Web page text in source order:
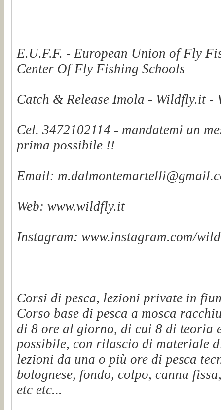
E.U.F.F. - European Union of Fly
Center Of Fly Fishing Schools
Catch & Release Imola - Wildfly.it
Cel. 3472102114 - mandatemi un
prima possibile !!
Email:
Web: www.wildfly.it
Instagram: www.instagram.com/
Corsi di pesca, lezioni private in
Corso base di pesca a mosca
di 8 ore al giorno, di cui 8 di teoria
possibile, con rilascio di materiale
lezioni da una o più ore di pesca
bolognese, fondo, colpo, canna
etc etc...